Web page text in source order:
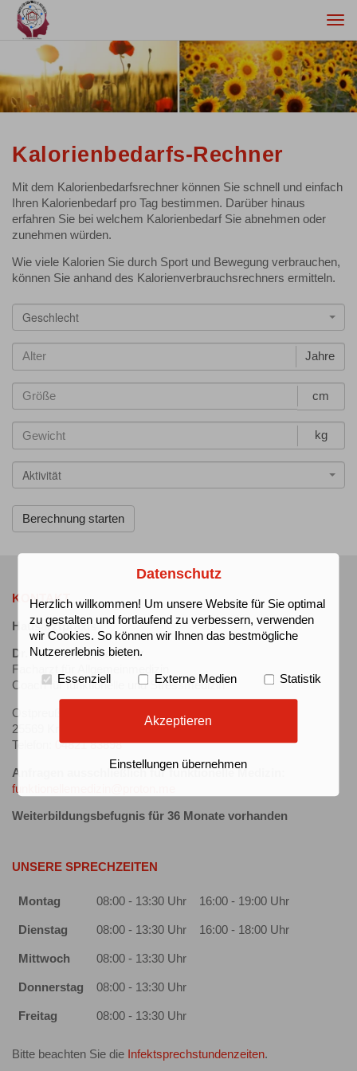
Kalorienbedarfs-Rechner
Mit dem Kalorienbedarfsrechner können Sie schnell und einfach
Ihren Kalorienbedarf pro Tag bestimmen. Darüber hinaus
erfahren Sie bei welchem Kalorienbedarf Sie abnehmen oder
zunehmen würden.
Wie viele Kalorien Sie durch Sport und Bewegung verbrauchen,
können Sie anhand des Kalorienverbrauchsrechners ermitteln.
Geschlecht
Jahre
cm
kg
Aktivität
KONTAKT
Hausarztpraxis
Dr. h.c. Reving Barwary
Facharzt für Allgemeinmedizin
Coach für funktionelle und Stressmedizin
Ostpreußenweg 1
25569 Kremperheide
Telefon:
04821 83898
Anfragen ausschließlich für funktionelle Medizin:
funktionellemedizin@proton.me
Weiterbildungsbefugnis für 36 Monate vorhanden
UNSERE SPRECHZEITEN
Montag 08:00 - 13:30 Uhr 16:00 - 19:00 Uhr
Dienstag 08:00 - 13:30 Uhr 16:00 - 18:00 Uhr
Mittwoch 08:00 - 13:30 Uhr
Donnerstag 08:00 - 13:30 Uhr
Freitag 08:00 - 13:30 Uhr
Bitte beachten Sie die Infektsprechstundenzeiten.
Datenschutz
Herzlich willkommen! Um unsere Website für Sie optimal
zu gestalten und fortlaufend zu verbessern, verwenden
wir Cookies. So können wir Ihnen das bestmögliche
Nutzererlebnis bieten.
Essenziell Externe Medien Statistik
Akzeptieren
Einstellungen übernehmen